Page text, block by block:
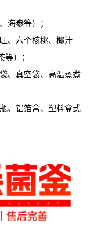
参等）；
、六个核桃、椰汁
）；
真空袋、高温蒸煮
、铝箔盒、塑料盒式